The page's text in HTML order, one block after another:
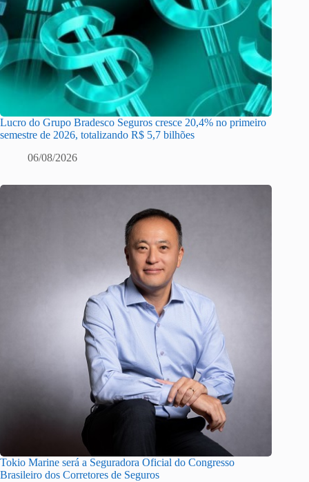
Lucro do Grupo Bradesco Seguros cresce 20,4% no primeiro
semestre de 2026, totalizando R$ 5,7 bilhões
06/08/2026
Tokio Marine será a Seguradora Oficial do Congresso
Brasileiro dos Corretores de Seguros